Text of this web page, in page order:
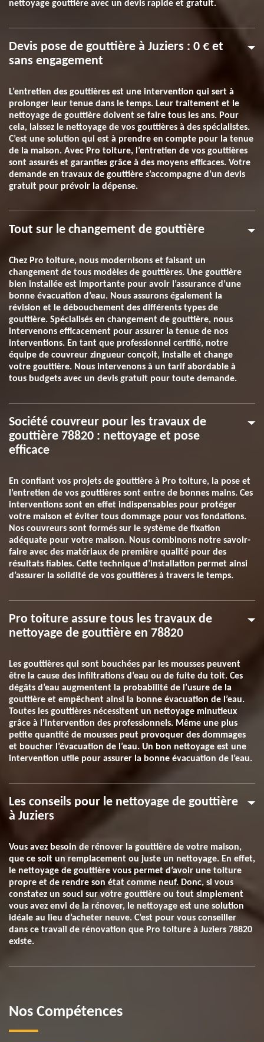
nettoyage gouttière avec un devis rapide et gratuit.
Devis pose de gouttière à Juziers : 0 € et
sans engagement
L’entretien des gouttières est une intervention qui sert à
prolonger leur tenue dans le temps. Leur traitement et le
nettoyage de gouttière doivent se faire tous les ans. Pour
cela, laissez le nettoyage de vos gouttières à des spécialistes.
C’est une solution qui est à prendre en compte pour la tenue
de la maison. Avec Pro toiture, l’entretien de vos gouttières
sont assurés et garanties grâce à des moyens efficaces. Votre
demande en travaux de gouttière s’accompagne d’un devis
gratuit pour prévoir la dépense.
Tout sur le changement de gouttière
Chez Pro toiture, nous modernisons et faisant un
changement de tous modèles de gouttières. Une gouttière
bien installée est importante pour avoir l’assurance d’une
bonne évacuation d’eau. Nous assurons également la
révision et le débouchement des différents types de
gouttière. Spécialisés en changement de gouttière, nous
intervenons efficacement pour assurer la tenue de nos
interventions. En tant que professionnel certifié, notre
équipe de couvreur zingueur conçoit, installe et change
votre gouttière. Nous intervenons à un tarif abordable à
tous budgets avec un devis gratuit pour toute demande.
Société couvreur pour les travaux de
gouttière 78820 : nettoyage et pose
efficace
En confiant vos projets de gouttière à Pro toiture, la pose et
l’entretien de vos gouttières sont entre de bonnes mains. Ces
interventions sont en effet indispensables pour protéger
votre maison et éviter tous dommage pour vos fondations.
Nos couvreurs sont formés sur le système de fixation
adéquate pour votre maison. Nous combinons notre savoir-
faire avec des matériaux de première qualité pour des
résultats fiables. Cette technique d’installation permet ainsi
d’assurer la solidité de vos gouttières à travers le temps.
Pro toiture assure tous les travaux de
nettoyage de gouttière en 78820
Les gouttières qui sont bouchées par les mousses peuvent
être la cause des infiltrations d’eau ou de fuite du toit. Ces
dégâts d’eau augmentent la probabilité de l’usure de la
gouttière et empêchent ainsi la bonne évacuation de l’eau.
Toutes les gouttières nécessitent un nettoyage minutieux
grâce à l’intervention des professionnels. Même une plus
petite quantité de mousses peut provoquer des dommages
et boucher l’évacuation de l’eau. Un bon nettoyage est une
intervention utile pour assurer la bonne évacuation de l’eau.
Les conseils pour le nettoyage de gouttière
à Juziers
Vous avez besoin de rénover la gouttière de votre maison,
que ce soit un remplacement ou juste un nettoyage. En effet,
le nettoyage de gouttière vous permet d’avoir une toiture
propre et de rendre son état comme neuf. Donc, si vous
constatez un souci sur votre gouttière ou tout simplement
vous avez envi de la rénover, le nettoyage est une solution
idéale au lieu d’acheter neuve. C’est pour vous conseiller
dans ce travail de rénovation que Pro toiture à Juziers 78820
existe.
Nos Compétences